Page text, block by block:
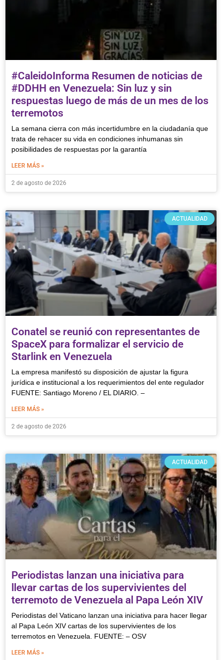
#CaleidoInforma Resumen de noticias de
#DDHH en Venezuela: Sin luz y sin
respuestas luego de más de un mes de los
terremotos
La semana cierra con más incertidumbre en la ciudadanía que
trata de rehacer su vida en condiciones inhumanas sin
posibilidades de respuestas por la garantía
LEER MÁS »
2 de agosto de 2026
ACTUALIDAD
Conatel se reunió con representantes de
SpaceX para formalizar el servicio de
Starlink en Venezuela
La empresa manifestó su disposición de ajustar la figura
jurídica e institucional a los requerimientos del ente regulador
FUENTE: Santiago Moreno / EL DIARIO. –
LEER MÁS »
2 de agosto de 2026
ACTUALIDAD
Periodistas lanzan una iniciativa para
llevar cartas de los supervivientes del
terremoto de Venezuela al Papa León XIV
Periodistas del Vaticano lanzan una iniciativa para hacer llegar
al Papa León XIV cartas de los supervivientes de los
terremotos en Venezuela. FUENTE: – OSV
LEER MÁS »